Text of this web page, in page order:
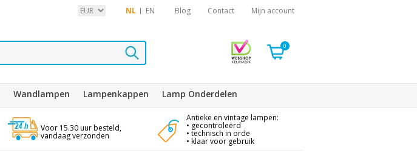
NL EN Blog Contact Mijn account
0
Wandlampen Lampenkappen Lamp Onderdelen
Voor 15.30 uur besteld,
vandaag verzonden
Antieke en vintage lampen:
• gecontroleerd
• technisch in orde
• klaar voor gebruik